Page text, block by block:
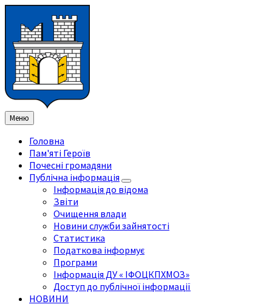
змісту
ліву
бічну
панель
праву
бічну
панель
нижнього
колонтитула
Меню
Головна
Пам'яті Героїв
Почесні громадяни
Публічна інформація
Інформація до відома
Звіти
Очищення влади
Новини служби зайнятості
Статистика
Податкова інформує
Програми
Інформація ДУ « ІФОЦКПХМОЗ»
Доступ до публічної інформації
НОВИНИ